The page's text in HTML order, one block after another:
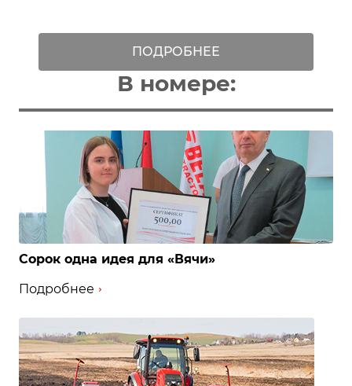
ПОДРОБНЕЕ
В номере:
Сорок одна идея для «Вячи»
Подробнее